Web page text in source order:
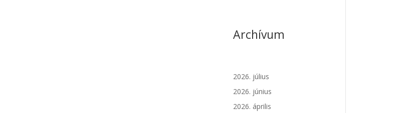
Archívum
2026. július
2026. június
2026. április